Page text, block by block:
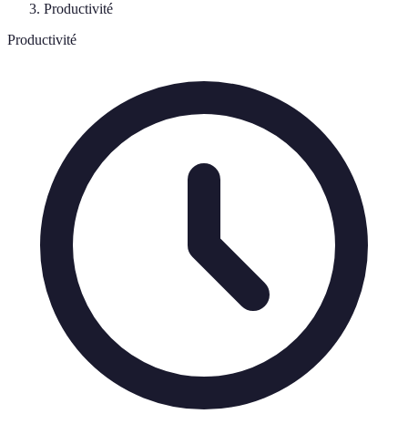
Productivité
Productivité